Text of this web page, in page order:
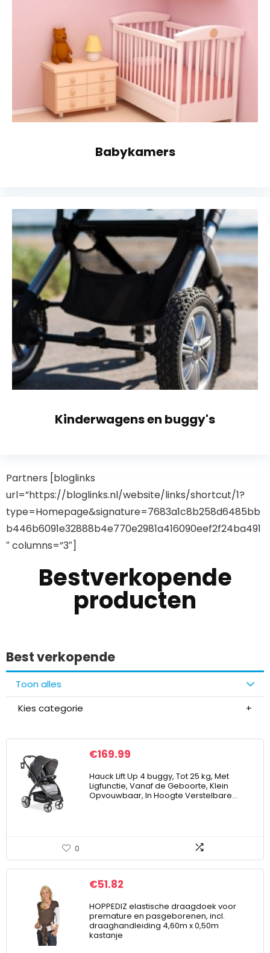
Babykamers
Kinderwagens en buggy's
Partners [bloglinks
url=”https://bloglinks.nl/website/links/shortcut/1?
type=Homepage&signature=7683a1c8b258d6485bb
b446b6091e32888b4e770e2981a416090eef2f24ba491
″ columns=”3″]
Bestverkopende
producten
Best verkopende
Toon alles
Kies categorie
€169.99
Hauck Lift Up 4 buggy, Tot 25 kg, Met
Ligfunctie, Vanaf de Geboorte, Klein
Opvouwbaar, In Hoogte Verstelbare…
0
€51.82
HOPPEDIZ elastische draagdoek voor
premature en pasgeborenen, incl.
draaghandleiding 4,60m x 0,50m
kastanje